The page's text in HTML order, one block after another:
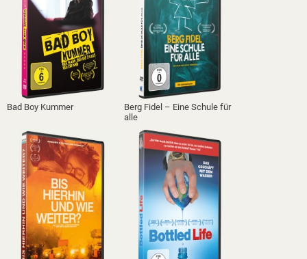
Bad Boy Kummer
Berg Fidel – Eine Schule für
alle